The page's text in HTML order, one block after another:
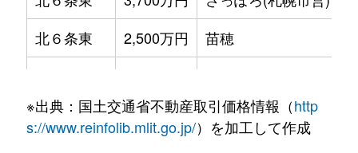
北６条東
2,500万円 苗穂
北６条東
3,400万円 東区役所前
※出典：国土交通省不動産取引価格情報（http
s://www.reinfolib.mlit.go.jp/）を加工して作成